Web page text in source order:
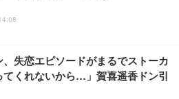
失恋エピソードがまるでストーカ
てくれないから…」賀喜遥香ドン引